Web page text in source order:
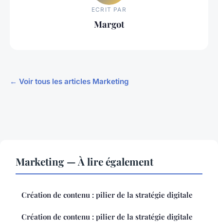
ECRIT PAR
Margot
← Voir tous les articles Marketing
Marketing — À lire également
Création de contenu : pilier de la stratégie digitale
Création de contenu : pilier de la stratégie digitale